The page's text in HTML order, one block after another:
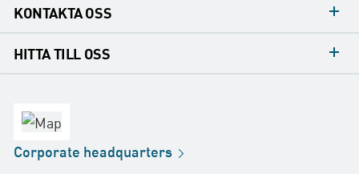
KONTAKTA OSS
Konsumentkontakt
HITTA TILL OSS
Försäljningskontor
Distribution
Corporate headquarters